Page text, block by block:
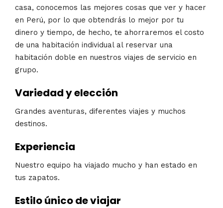
casa, conocemos las mejores cosas que ver y hacer
en Perú, por lo que obtendrás lo mejor por tu
dinero y tiempo, de hecho, te ahorraremos el costo
de una habitación individual al reservar una
habitación doble en nuestros viajes de servicio en
grupo.
Variedad y elección
Grandes aventuras, diferentes viajes y muchos
destinos.
Experiencia
Nuestro equipo ha viajado mucho y han estado en
tus zapatos.
Estilo único de viajar